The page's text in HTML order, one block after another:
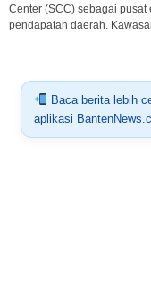
Center (SCC) sebagai
pendapatan daerah.
Baca berita lebih
aplikasi